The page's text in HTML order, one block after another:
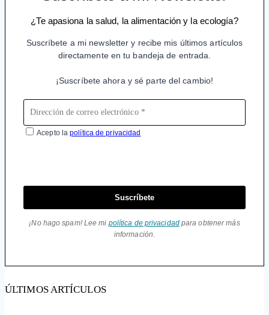
¿Te apasiona la salud, la alimentación y la ecología?
Suscríbete a mi newsletter y recibe mis últimos artículos
directamente en tu bandeja de entrada.
¡Suscríbete ahora y sé parte del cambio!
Acepto lapolítica de privacidad
Suscríbete
¡No hago spam! Lee mi política de privacidadpara obtener más
información.
ÚLTIMOS ARTÍCULOS